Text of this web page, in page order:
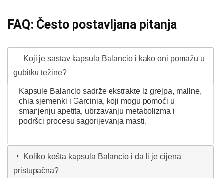
FAQ: Često postavljana pitanja
Koji je sastav kapsula Balancio i kako oni pomažu u
gubitku težine?
Kapsule Balancio sadrže ekstrakte iz grejpa, maline,
chia sjemenki i Garcinia, koji mogu pomoći u
smanjenju apetita, ubrzavanju metabolizma i
podršci procesu sagorijevanja masti.
Koliko košta kapsula Balancio i da li je cijena
pristupačna?